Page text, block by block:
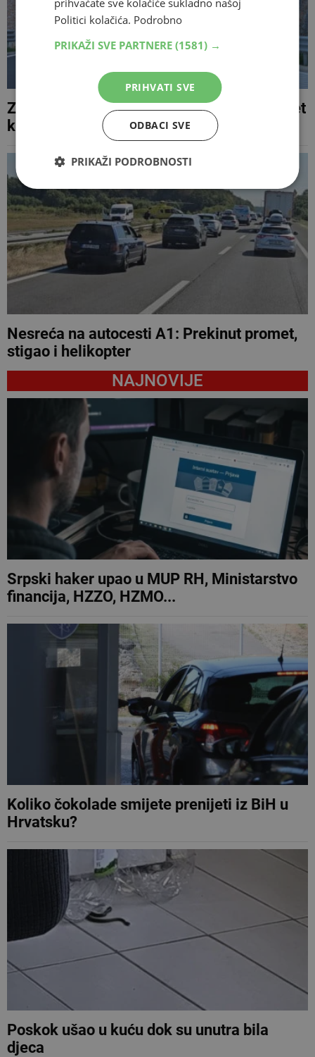
Zbog prometne nesreće obustavljen promet
kroz tunel Hercegovina
Nesreća na autocesti A1: Prekinut promet,
stigao i helikopter
NAJNOVIJE
Srpski haker upao u MUP RH, Ministarstvo
financija, HZZO, HZMO...
Koliko čokolade smijete prenijeti iz BiH u
Hrvatsku?
Poskok ušao u kuću dok su unutra bila
djeca
Politici kolačića. Podrobno
PRIKAŽI SVE PARTNERE (1581) →
PRIHVATI SVE
ODBACI SVE
PRIKAŽI PODROBNOSTI